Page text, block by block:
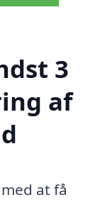
3
af
at få